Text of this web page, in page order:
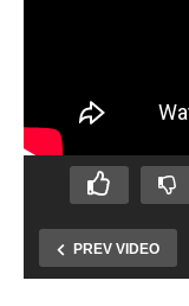
PREV VIDEO